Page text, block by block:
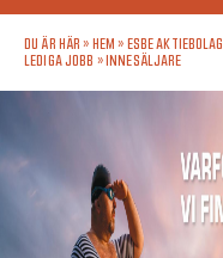
DU ÄR HÄR » HEM » ESBE AKTIEBOLAG
LEDIGA JOBB » INNESÄLJARE